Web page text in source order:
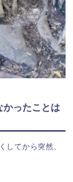
かったことは
してから突然、